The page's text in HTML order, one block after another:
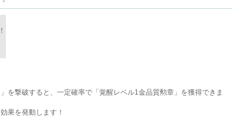
を撃破すると、一定確率で「覚醒レベル1金品質勲章」を獲得できま
果を発動します！